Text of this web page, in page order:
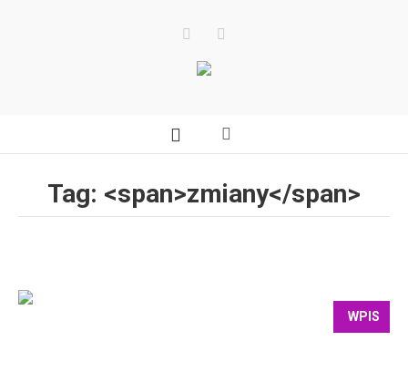
Tag: <span>zmiany</span>
WPIS